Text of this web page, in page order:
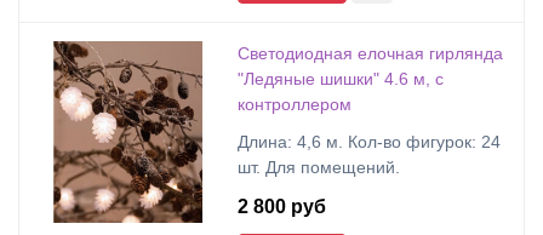
Светодиодная елочная гирлянда
"Ледяные шишки" 4.6 м, с
контроллером
Длина: 4,6 м. Кол-во фигурок: 24
шт. Для помещений.
2 800 руб